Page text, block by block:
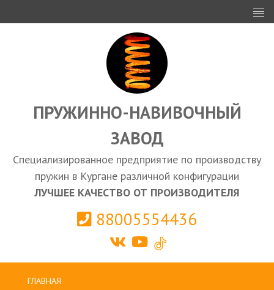
ИНВЕСТОРАМ
ПРОЕКТИРОВАНИЕ
ЭКСПОРТ
ЗАКУПКИ
КАЛЬКУЛЯТОР ПРУЖИН
Курган
ПРУЖИННО-НАВИВОЧНЫЙ
ЗАВОД
Специализированное предприятие по производству
пружин в Кургане различной конфигурации
ЛУЧШЕЕ КАЧЕСТВО ОТ ПРОИЗВОДИТЕЛЯ
88005554436
ГЛАВНАЯ